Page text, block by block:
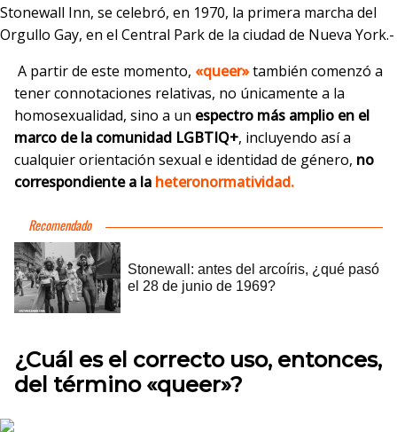
Stonewall Inn, se celebró, en 1970, la primera marcha del
Orgullo Gay, en el Central Park de la ciudad de Nueva York.-
A partir de este momento, «queer»también comenzó a
tener connotaciones relativas, no únicamente a la
homosexualidad, sino a un espectro más amplio en el
marco de la comunidad LGBTIQ+, incluyendo así a
cualquier orientación sexual e identidad de género, no
correspondiente a la heteronormatividad.
¿Cuál es el correcto uso, entonces,
del término «queer»?